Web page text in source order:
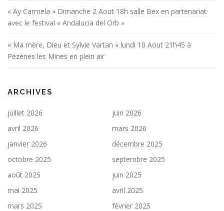
« Ay Carmela » Dimanche 2 Aout 18h salle Bex en partenariat
avec le festival « Andalucia del Orb »
« Ma mère, Dieu et Sylvie Vartan » lundi 10 Aout 21h45 à
Pézènes les Mines en plein air
ARCHIVES
juillet 2026
juin 2026
avril 2026
mars 2026
janvier 2026
décembre 2025
octobre 2025
septembre 2025
août 2025
juin 2025
mai 2025
avril 2025
mars 2025
février 2025